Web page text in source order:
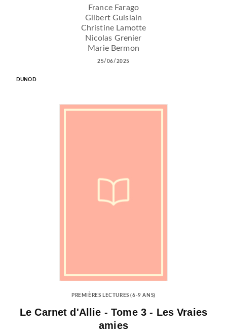
France Farago
Gilbert Guislain
Christine Lamotte
Nicolas Grenier
Marie Bermon
25/06/2025
DUNOD
PREMIÈRES LECTURES (6-9 ANS)
Le Carnet d'Allie - Tome 3 - Les Vraies
amies